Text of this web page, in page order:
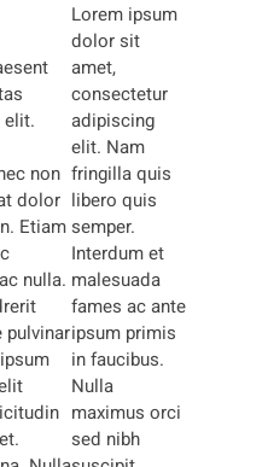
elit.
non
dolor
Etiam
nulla.
pulvinar
Lorem ipsum
dolor sit
amet,
consectetur
adipiscing
elit. Nam
fringilla quis
libero quis
semper.
Interdum et
malesuada
fames ac ante
ipsum primis
in faucibus.
Nulla
maximus orci
sed nibh